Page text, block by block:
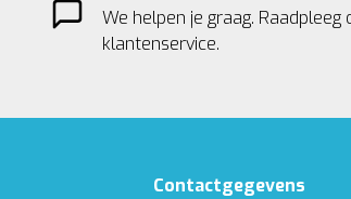
We helpen je graag. Raadpleeg
klantenservice.
Contactgegevens